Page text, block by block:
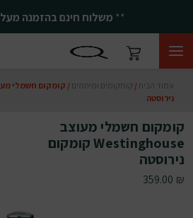
** משלוח חינם בהזמנה מעל
עמוד הבית / קומקומים ומיחמים
נירוסטה
קומקום חשמלי מעוצב
Westinghouse קומקום
נירוסטה
359.00 ₪